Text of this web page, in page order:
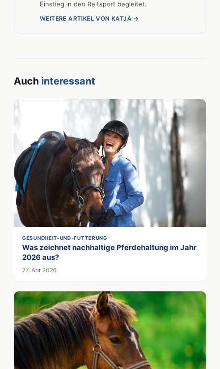
Einstieg in den Reitsport begleitet.
WEITERE ARTIKEL VON KATJA →
Auch interessant
GESUNDHEIT-UND-FUTTERUNG
Was zeichnet nachhaltige Pferdehaltung im Jahr
2026 aus?
27. Apr 2026